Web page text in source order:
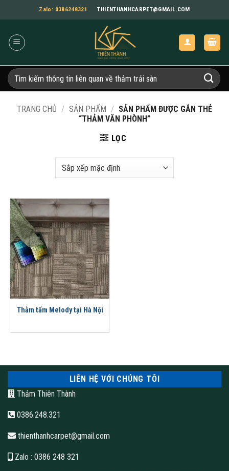
qua
dung
Zalo: 0386248321 THIENTHANHCARPET@GMAIL.COM
Tìm
kiếm:
TRANG CHỦ / SẢN PHẨM / SẢN PHẨM ĐƯỢC GẮN THẺ
“THẢM VĂN PHÒNH”
LỌC
Thảm tấm Melody tại Hà Nội
LIÊN HỆ VỚI CHÚNG TÔI
Thảm Thiên Thành
0386.248.321
thienthanhcarpet@gmail.com
Zalo : 0386 248 321